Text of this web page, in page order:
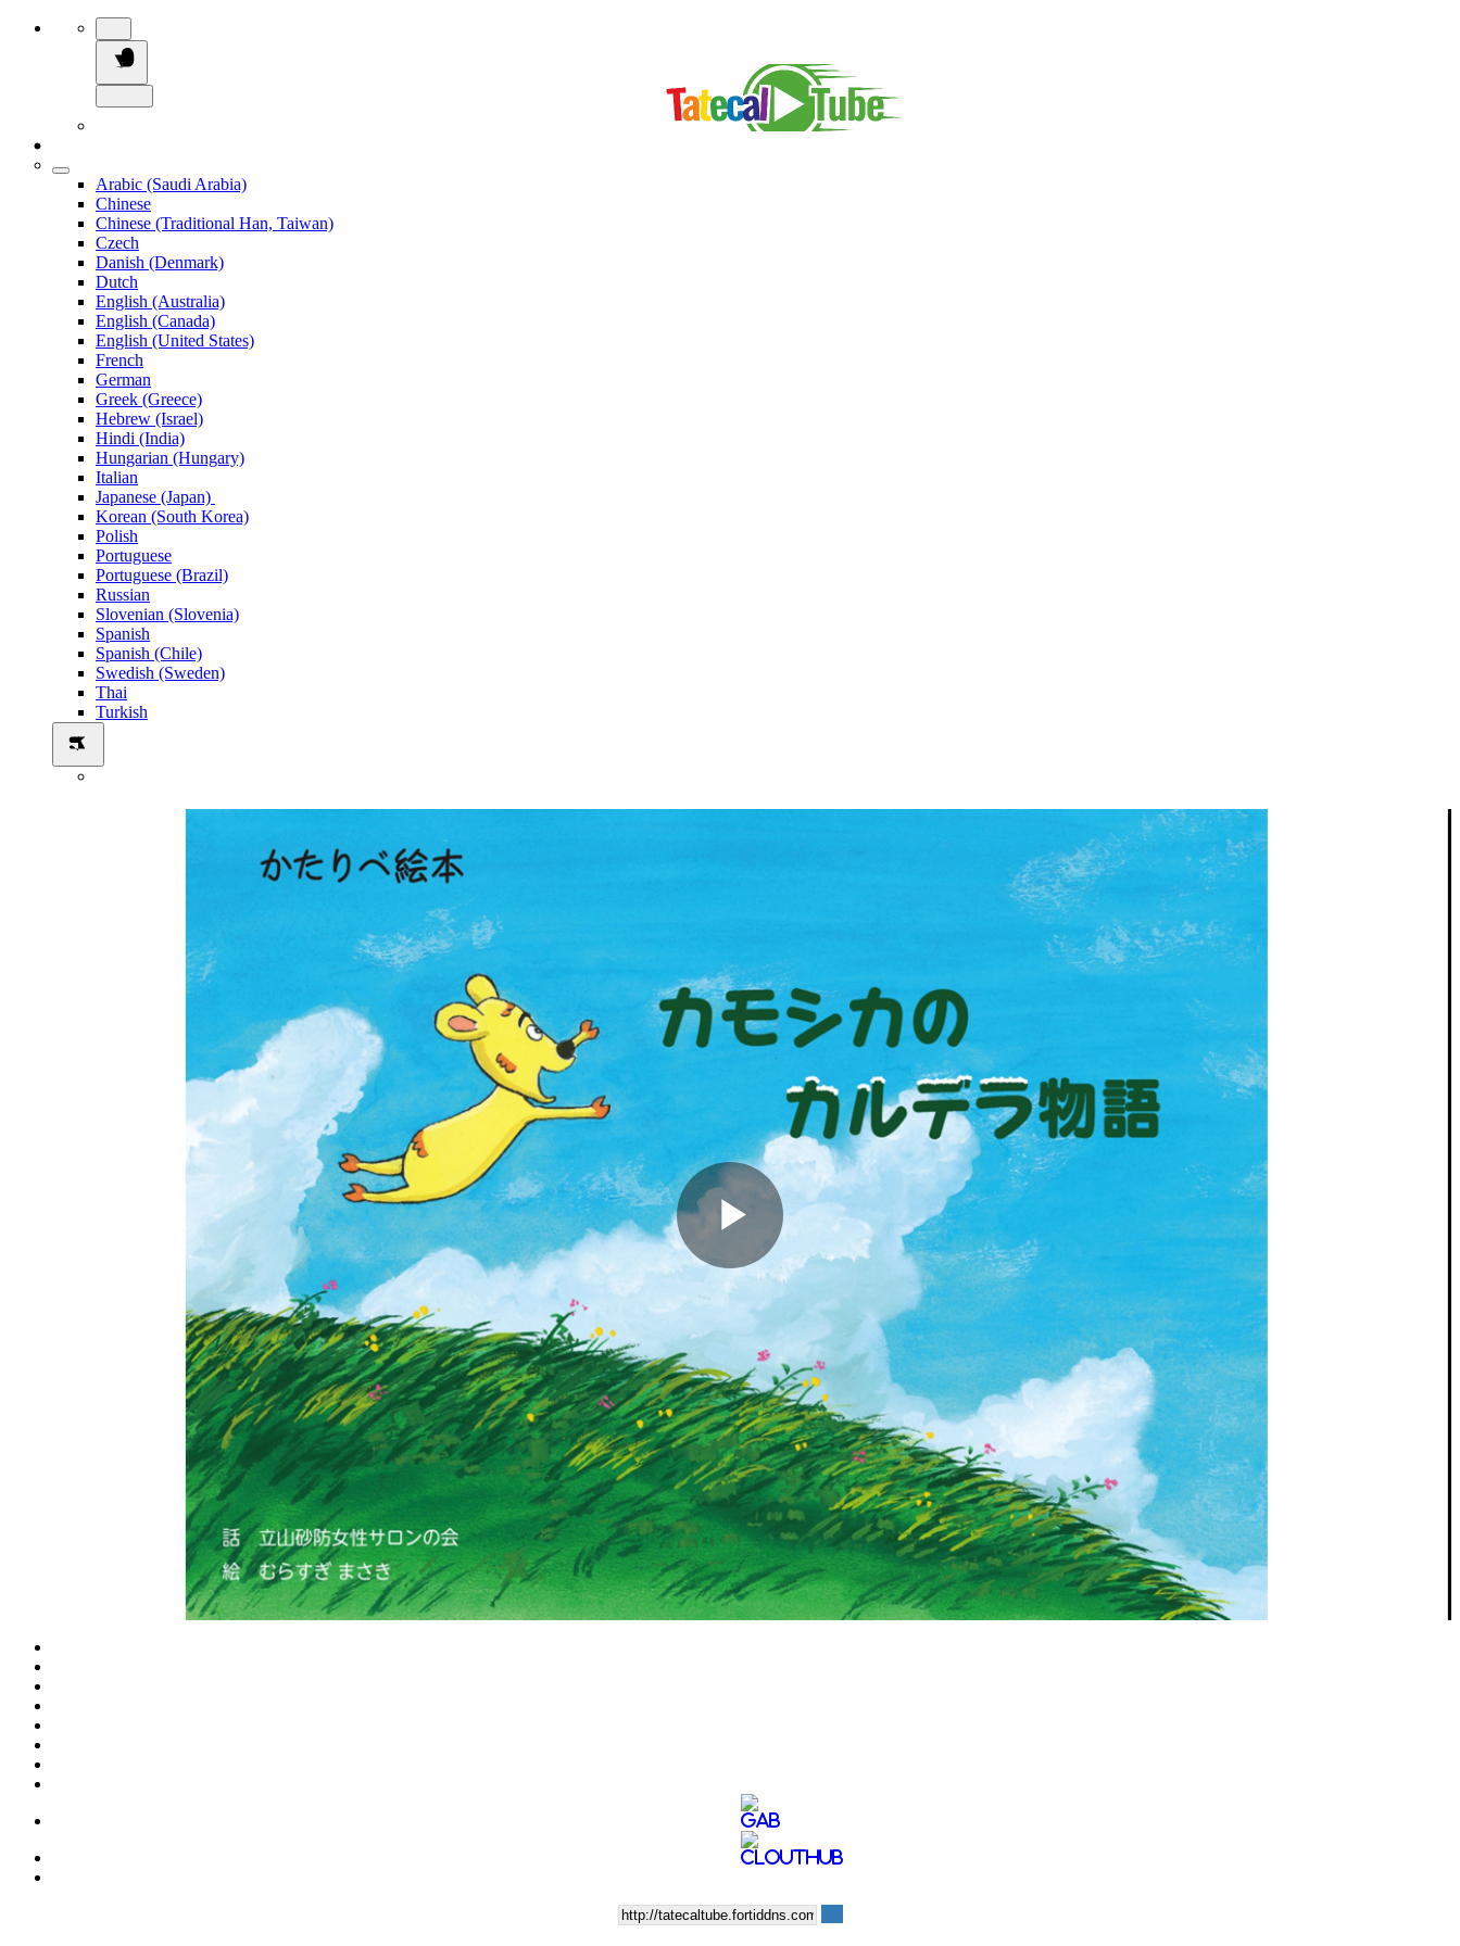
Arabic (Saudi Arabia)
Chinese
Chinese (Traditional Han, Taiwan)
Czech
Danish (Denmark)
Dutch
English (Australia)
English (Canada)
English (United States)
French
German
Greek (Greece)
Hebrew (Israel)
Hindi (India)
Hungarian (Hungary)
Italian
Japanese (Japan)
Korean (South Korea)
Polish
Portuguese
Portuguese (Brazil)
Russian
Slovenian (Slovenia)
Spanish
Spanish (Chile)
Swedish (Sweden)
Thai
Turkish
Play
Video